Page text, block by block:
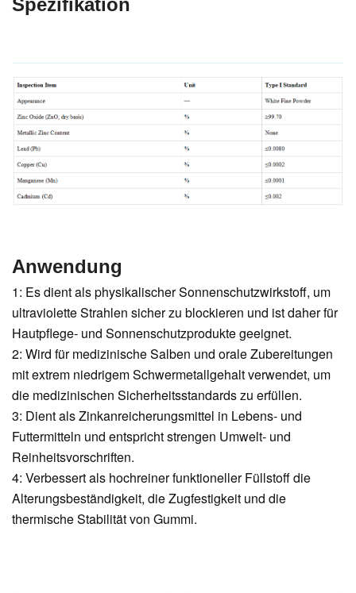
Spezifikation
Anwendung
1: Es dient als physikalischer Sonnenschutzwirkstoff, um
ultraviolette Strahlen sicher zu blockieren und ist daher für
Hautpflege- und Sonnenschutzprodukte geeignet.
2: Wird für medizinische Salben und orale Zubereitungen
mit extrem niedrigem Schwermetallgehalt verwendet, um
die medizinischen Sicherheitsstandards zu erfüllen.
3: Dient als Zinkanreicherungsmittel in Lebens- und
Futtermitteln und entspricht strengen Umwelt- und
Reinheitsvorschriften.
4: Verbessert als hochreiner funktioneller Füllstoff die
Alterungsbeständigkeit, die Zugfestigkeit und die
thermische Stabilität von Gummi.